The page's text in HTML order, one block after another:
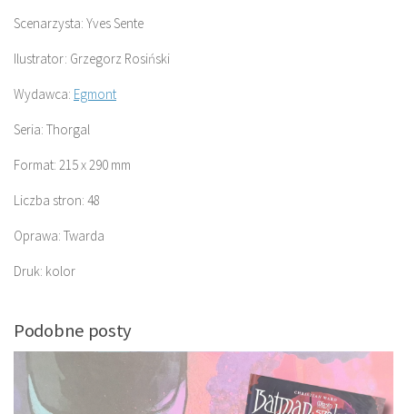
Scenarzysta: Yves Sente
Ilustrator: Grzegorz Rosiński
Wydawca: Egmont
Seria: Thorgal
Format: 215 x 290 mm
Liczba stron: 48
Oprawa: Twarda
Druk: kolor
Podobne posty